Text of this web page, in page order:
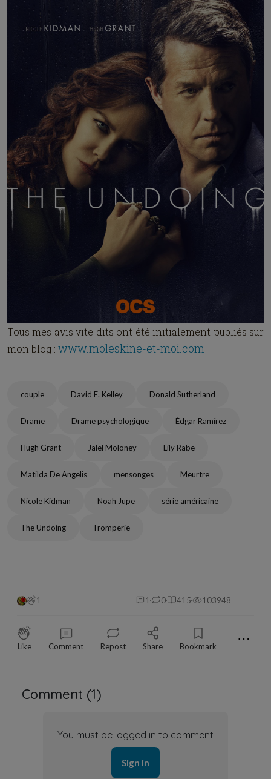
Tous mes avis vite dits ont été initialement publiés sur
mon blog : www.moleskine-et-moi.com
couple David E. Kelley Donald Sutherland
Drame Drame psychologique Édgar Ramírez
Hugh Grant Jalel Moloney Lily Rabe
Matilda De Angelis mensonges Meurtre
Nicole Kidman Noah Jupe série américaine
The Undoing Tromperie
1 1 0 415 103948
Like Comment Repost Share Bookmark ⋯
Comment (1)
You must be logged in to comment
Sign in